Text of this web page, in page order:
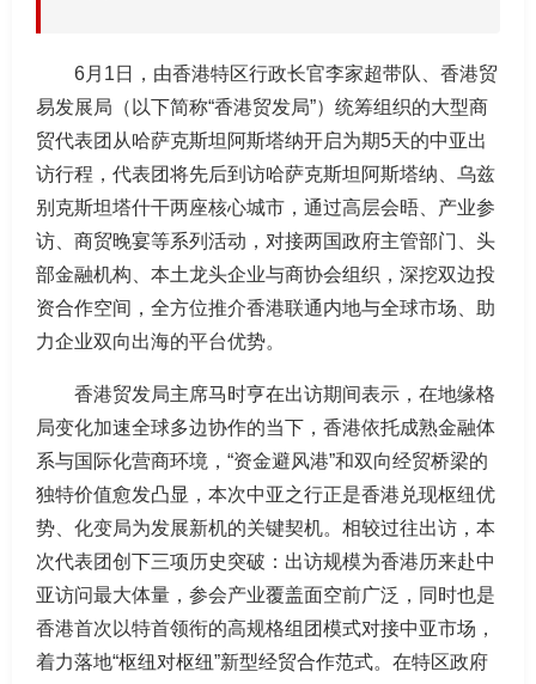
6月1日，由香港特区行政长官李家超带队、香港贸
易发展局（以下简称“香港贸发局”）统筹组织的大型商
贸代表团从哈萨克斯坦阿斯塔纳开启为期5天的中亚出
访行程，代表团将先后到访哈萨克斯坦阿斯塔纳、乌兹
别克斯坦塔什干两座核心城市，通过高层会晤、产业参
访、商贸晚宴等系列活动，对接两国政府主管部门、头
部金融机构、本土龙头企业与商协会组织，深挖双边投
资合作空间，全方位推介香港联通内地与全球市场、助
力企业双向出海的平台优势。
香港贸发局主席马时亨在出访期间表示，在地缘格
局变化加速全球多边协作的当下，香港依托成熟金融体
系与国际化营商环境，“资金避风港”和双向经贸桥梁的
独特价值愈发凸显，本次中亚之行正是香港兑现枢纽优
势、化变局为发展新机的关键契机。相较过往出访，本
次代表团创下三项历史突破：出访规模为香港历来赴中
亚访问最大体量，参会产业覆盖面空前广泛，同时也是
香港首次以特首领衔的高规格组团模式对接中亚市场，
着力落地“枢纽对枢纽”新型经贸合作范式。在特区政府